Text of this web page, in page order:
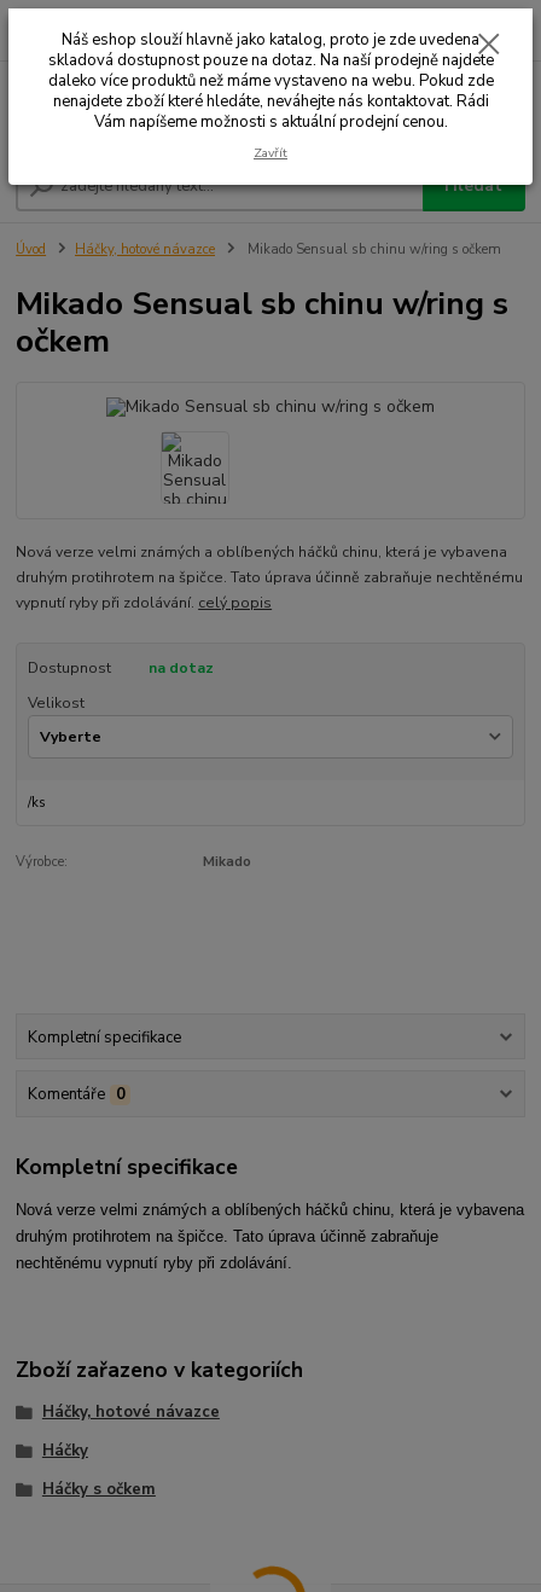
Menu
Hledat
+420 732 707 573 za
Úvod Háčky, hotové návazce Mikado Sensual sb chinu w/ring s očkem
Mikado Sensual sb chinu w/ring s
očkem
Nová verze velmi známých a oblíbených háčků chinu, která je vybavena
druhým protihrotem na špičce. Tato úprava účinně zabraňuje nechtěnému
vypnutí ryby při zdolávání. celý popis
Dostupnost
na dotaz
Velikost
/ks
Výrobce: Mikado
Kompletní specifikace
Komentáře 0
Kompletní specifikace
Nová verze velmi známých a oblíbených háčků chinu, která je vybavena
druhým protihrotem na špičce. Tato úprava účinně zabraňuje
nechtěnému vypnutí ryby při zdolávání.
Zboží zařazeno v kategoriích
Háčky, hotové návazce
Háčky
Háčky s očkem
Náš eshop slouží hlavně jako katalog, proto je zde uvedena
skladová dostupnost pouze na dotaz. Na naší prodejně najdete
daleko více produktů než máme vystaveno na webu. Pokud zde
nenajdete zboží které hledáte, neváhejte nás kontaktovat. Rádi
Vám napíšeme možnosti s aktuální prodejní cenou.
Zavřít